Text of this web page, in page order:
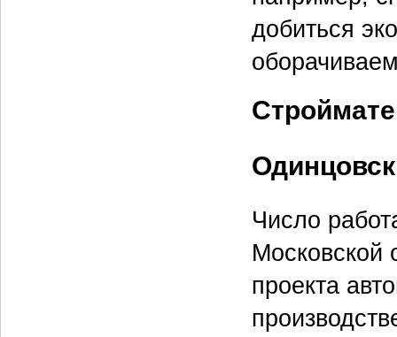
добиться
Число
Московской
проекта